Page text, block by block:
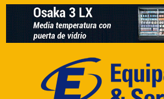
Saltar
contenido